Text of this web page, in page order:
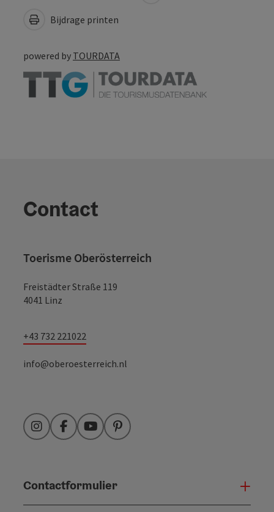
Bijdrage printen
powered by TOURDATA
Contact
Toerisme Oberösterreich
Freistädter Straße 119
4041 Linz
+43 732 221022
info@oberoesterreich.nl
InstagramFacebookYouTubePinterest
Contactformulier